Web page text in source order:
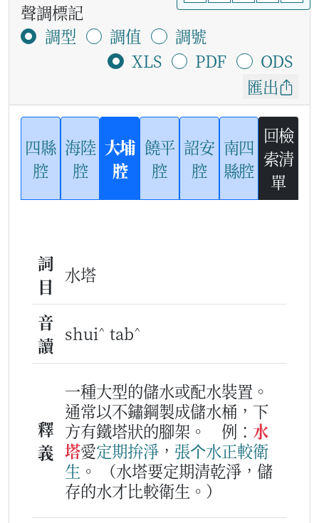
聲調標記
調型
調值
調號
XLS
PDF
ODS
匯出
四縣
腔
海陸
腔
大埔
腔
饒平
腔
詔安
腔
南四
縣腔
回檢
索清
單
詞
目
水塔
音
讀
shui^ tab^
釋
義
一種大型的儲水或配水裝置。
通常以不鏽鋼製成儲水桶，下
方有鐵塔狀的腳架。
例： 水
塔愛定期拚淨 ， 張个水正較衛
生 。
（水塔要定期清乾淨，儲
存的水才比較衛生。）